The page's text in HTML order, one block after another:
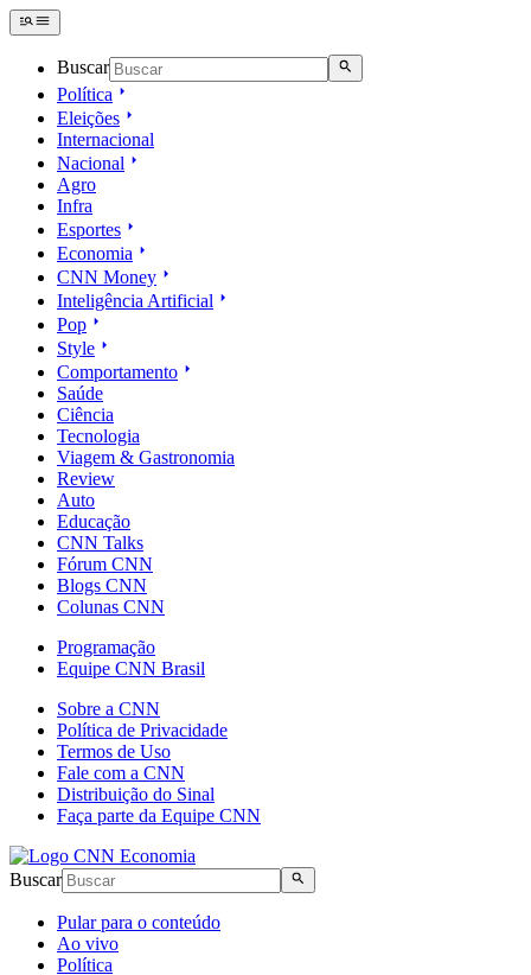
Buscar
Política
Eleições
Internacional
Nacional
Agro
Infra
Esportes
Economia
CNN Money
Inteligência Artificial
Pop
Style
Comportamento
Saúde
Ciência
Tecnologia
Viagem & Gastronomia
Review
Auto
Educação
CNN Talks
Fórum CNN
Blogs CNN
Colunas CNN
Programação
Equipe CNN Brasil
Sobre a CNN
Política de Privacidade
Termos de Uso
Fale com a CNN
Distribuição do Sinal
Faça parte da Equipe CNN
Buscar
Pular para o conteúdo
Ao vivo
Política